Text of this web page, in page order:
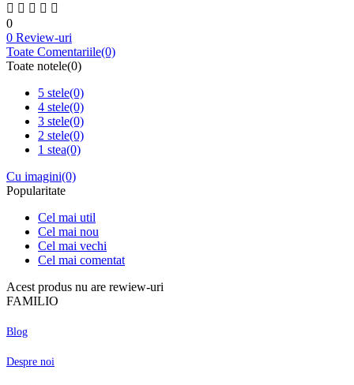
0
0 Review-uri
Toate Comentariile(0)
Toate notele(0)
5 stele(0)
4 stele(0)
3 stele(0)
2 stele(0)
1 stea(0)
Cu imagini(0)
Popularitate
Cel mai util
Cel mai nou
Cel mai vechi
Cel mai comentat
Acest produs nu are rewiew-uri
FAMILIO
Blog
Despre noi